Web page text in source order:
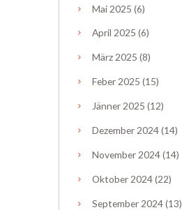
Mai 2025 (6)
April 2025 (6)
März 2025 (8)
Feber 2025 (15)
Jänner 2025 (12)
Dezember 2024(14)
November 2024(14)
Oktober 2024(22)
September 2024(13)